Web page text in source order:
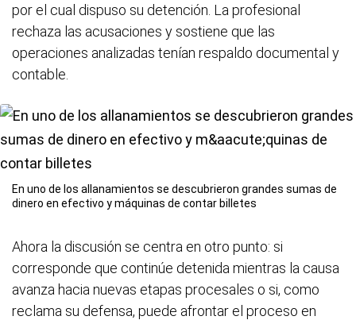
por el cual dispuso su detención. La profesional
rechaza las acusaciones y sostiene que las
operaciones analizadas tenían respaldo documental y
contable.
En uno de los allanamientos se descubrieron grandes sumas de
dinero en efectivo y máquinas de contar billetes
Ahora la discusión se centra en otro punto: si
corresponde que continúe detenida mientras la causa
avanza hacia nuevas etapas procesales o si, como
reclama su defensa, puede afrontar el proceso en